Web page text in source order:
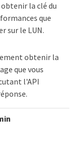
la clé du
que
sur le LUN.
obtenir la
que vous
l'API